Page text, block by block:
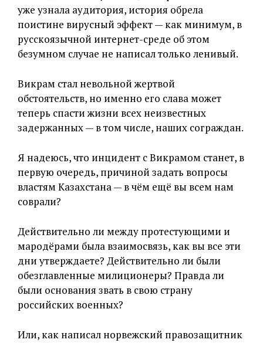
уже узнала аудитория, история обрела
поистине вирусный эффект — как минимум, в
русскоязычной интернет-среде об этом
безумном случае не написал только ленивый.
Викрам стал невольной жертвой
обстоятельств, но именно его слава может
теперь спасти жизни всех неизвестных
задержанных — в том числе, наших сограждан.
Я надеюсь, что инцидент с Викрамом станет, в
первую очередь, причиной задать вопросы
властям Казахстана — в чём ещё вы всем нам
соврали?
Действительно ли между протестующими и
мародёрами была взаимосвязь, как вы все эти
дни утверждаете? Действительно ли были
обезглавленные милиционеры? Правда ли
были основания звать в свою страну
российских военных?
Или, как написал норвежский правозащитник